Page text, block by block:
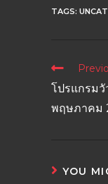
TAGS:
โปรแกรม
พฤษภาคม
YOU